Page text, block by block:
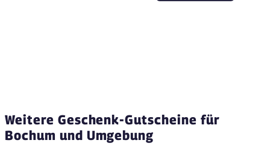
Weitere Geschenk-Gutscheine für
Bochum und Umgebung